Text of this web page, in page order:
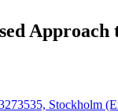
Stockholm